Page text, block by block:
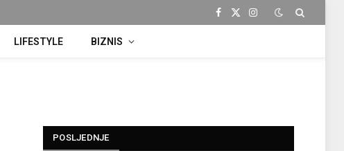
Facebook
X
Instagram
LIFESTYLE BIZNIS
POSLJEDNJE